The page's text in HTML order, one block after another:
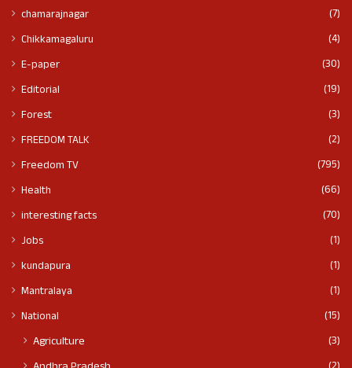
chamarajnagar
(7)
Chikkamagaluru
(4)
E-paper
(30)
Editorial
(19)
Forest
(3)
FREEDOM TALK
(2)
Freedom TV
(795)
Health
(66)
interesting facts
(70)
Jobs
(1)
kundapura
(1)
Mantralaya
(1)
National
(15)
Agriculture
(3)